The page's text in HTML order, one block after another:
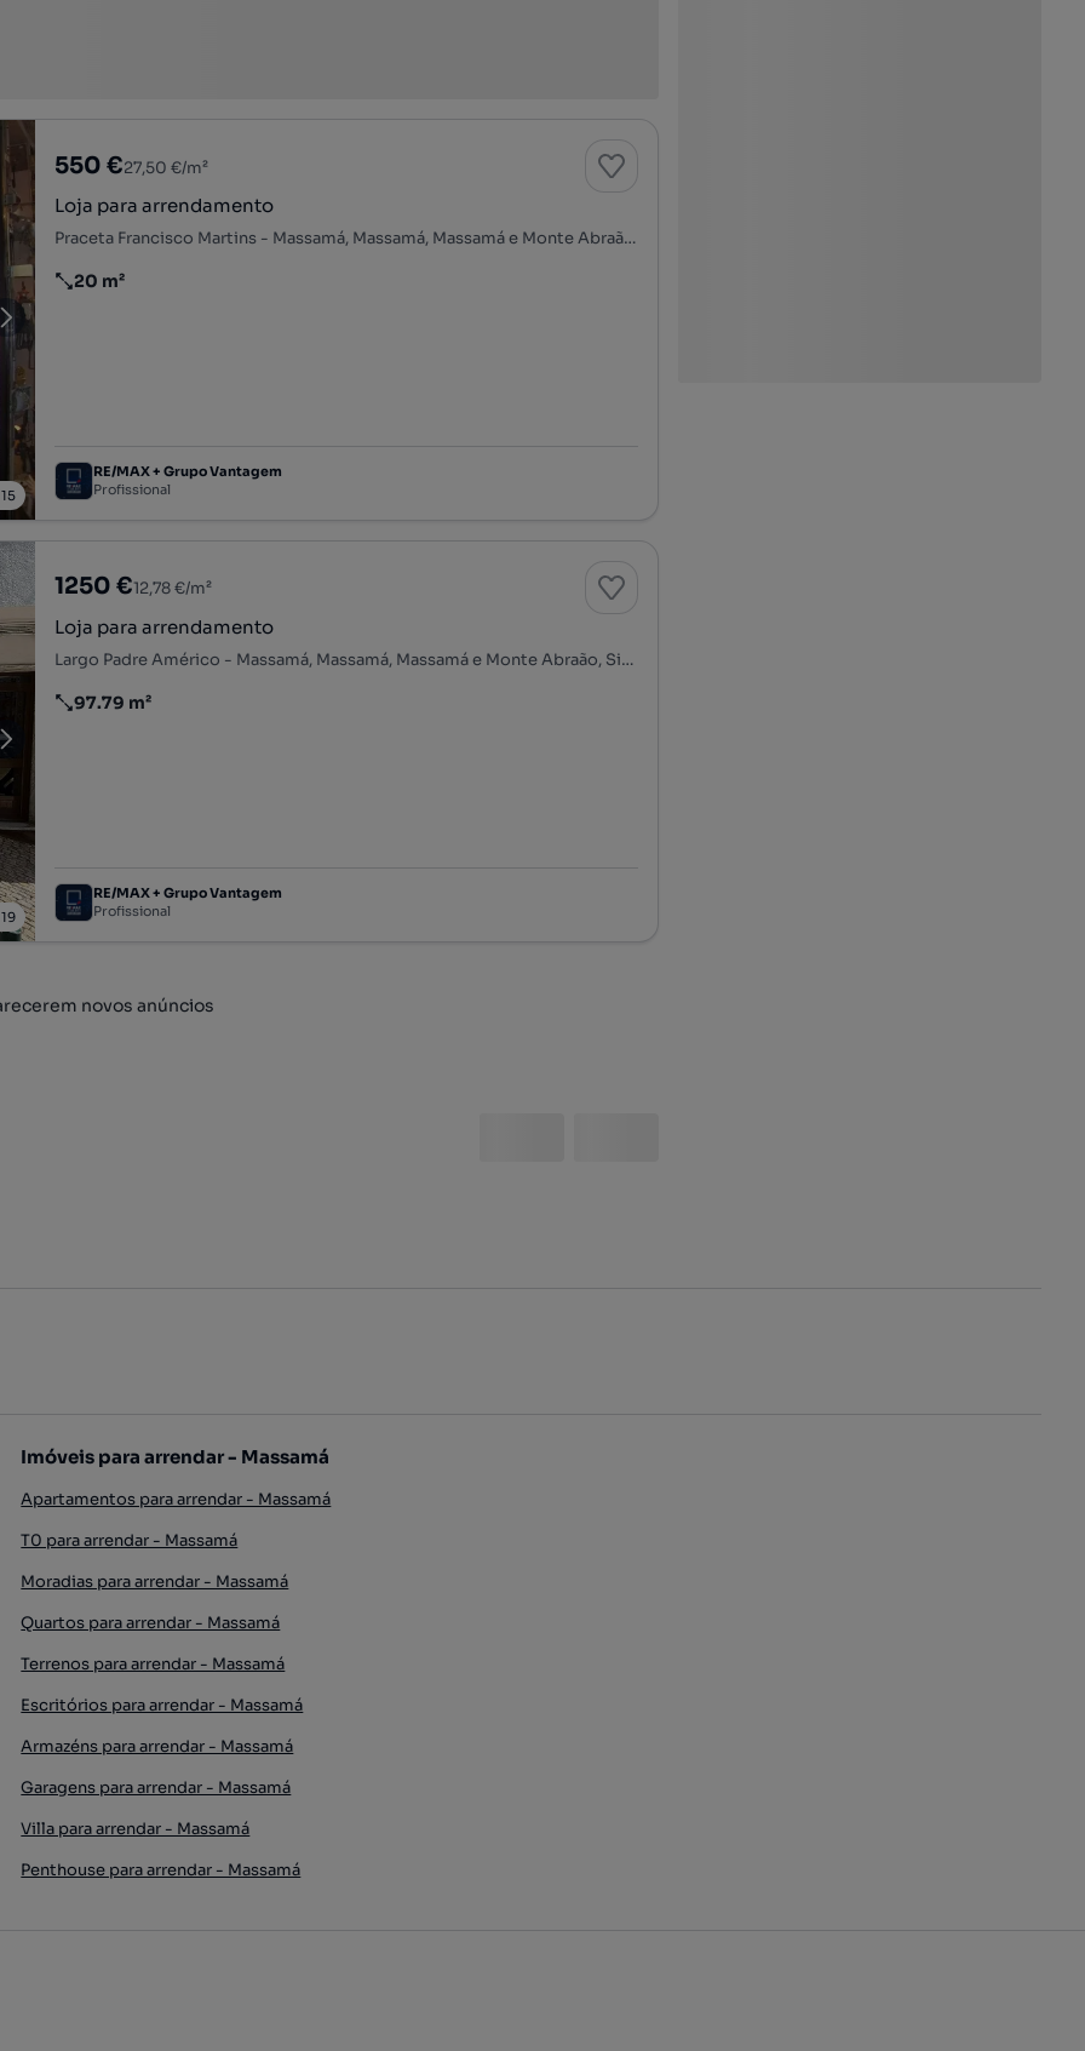
15
550 €27,50 €/m²
Loja para arrendamento
Praceta Francisco Martins - Massamá, Massamá, Massamá e Monte Abraão, Sintra, Lisboa
Preço por metro quadrado
20 m²
RE/MAX + Grupo Vantagem
Profissional
19
1250 €12,78 €/m²
Loja para arrendamento
Largo Padre Américo - Massamá, Massamá, Massamá e Monte Abraão, Sintra, Lisboa
Preço por metro quadrado
97.79 m²
RE/MAX + Grupo Vantagem
Profissional
novos anúncios
Imóveis para arrendar - Massamá
Apartamentos para arrendar - Massamá
T0 para arrendar - Massamá
Moradias para arrendar - Massamá
Quartos para arrendar - Massamá
Terrenos para arrendar - Massamá
Escritórios para arrendar - Massamá
Armazéns para arrendar - Massamá
Garagens para arrendar - Massamá
Villa para arrendar - Massamá
Penthouse para arrendar - Massamá